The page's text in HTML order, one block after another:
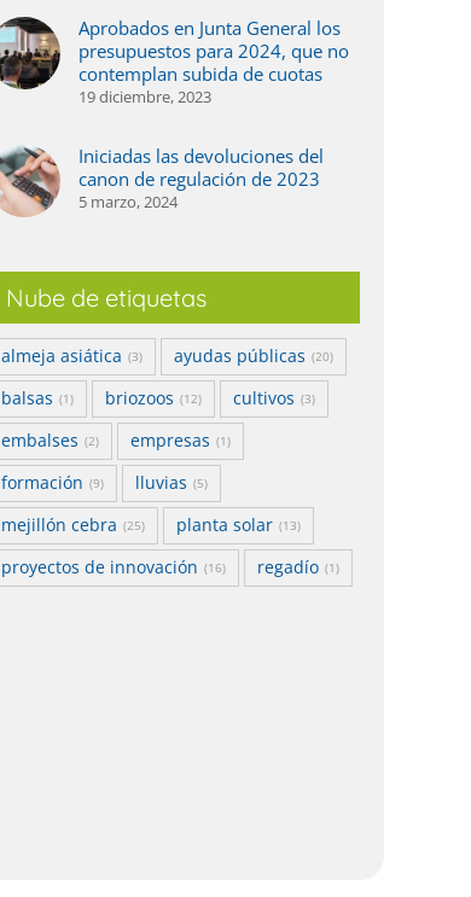
Aprobados en Junta General los
presupuestos para 2024, que no
contemplan subida de cuotas
19 diciembre, 2023
Iniciadas las devoluciones del
canon de regulación de 2023
5 marzo, 2024
Nube de etiquetas
almeja asiática (3) ayudas públicas (20)
balsas (1) briozoos (12) cultivos (3)
embalses (2) empresas (1)
formación (9) lluvias (5)
mejillón cebra (25) planta solar (13)
proyectos de innovación (16) regadío (1)